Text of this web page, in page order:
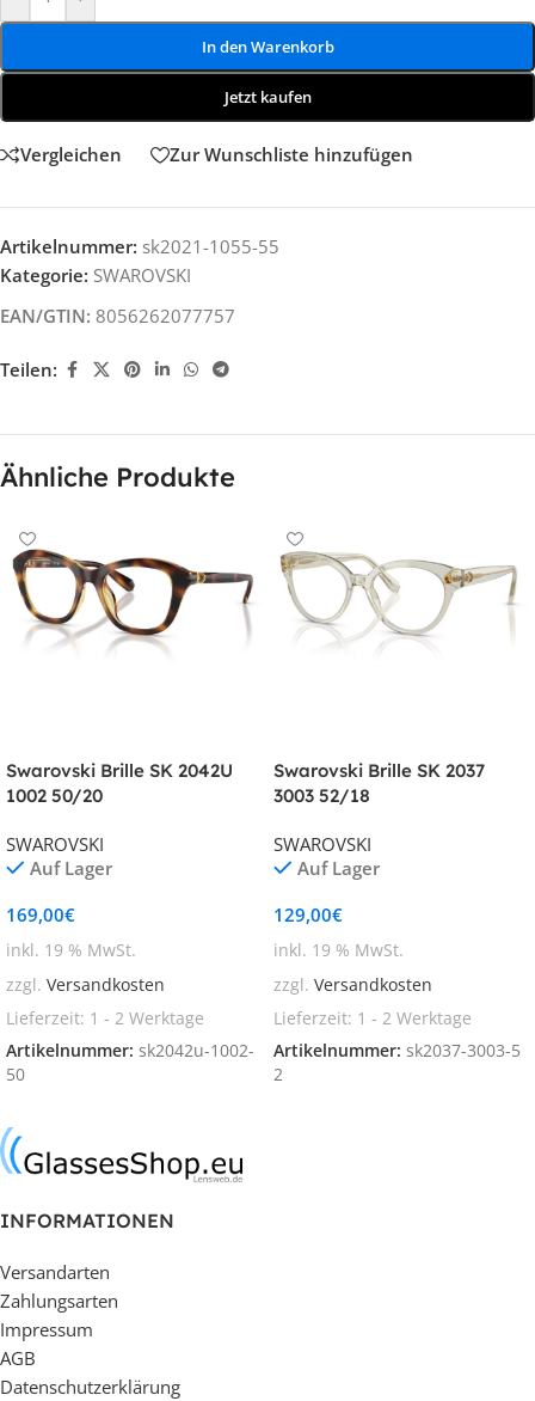
In den Warenkorb
Jetzt kaufen
Vergleichen Zur Wunschliste hinzufügen
Artikelnummer: sk2021-1055-55
Kategorie: SWAROVSKI
EAN/GTIN: 8056262077757
Teilen:
Ähnliche Produkte
Swarovski Brille SK 2042U
1002 50/20
SWAROVSKI
Auf Lager
169,00€
inkl. 19 % MwSt.
zzgl. Versandkosten
Lieferzeit: 1 - 2 Werktage
Artikelnummer: sk2042u-1002-
50
Swarovski Brille SK 2037
3003 52/18
SWAROVSKI
Auf Lager
129,00€
inkl. 19 % MwSt.
zzgl. Versandkosten
Lieferzeit: 1 - 2 Werktage
Artikelnummer: sk2037-3003-5
2
INFORMATIONEN
Versandarten
Zahlungsarten
Impressum
AGB
Datenschutzerklärung